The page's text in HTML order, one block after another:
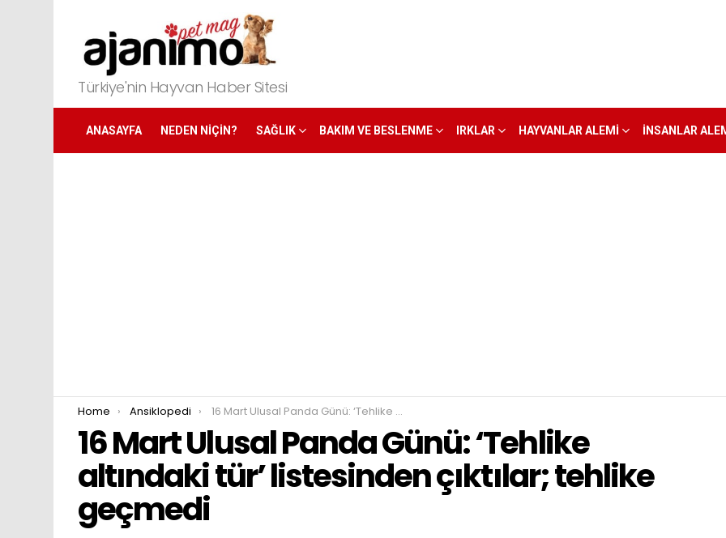
Türkiye'nin Hayvan Haber Sitesi
ANASAYFA NEDEN NIÇIN? SAĞLIK BAKIM VE BESLENME IRKLAR HAYVANLAR ALEMI İNSANLAR
You are here:
Home Ansiklopedi 16 Mart Ulusal Panda Günü: ‘Tehlike altındaki tür’ listesinden çıktılar; tehlike geçmedi
16 Mart Ulusal Panda Günü: ‘Tehlike
altındaki tür’ listesinden çıktılar; tehlike
geçmedi